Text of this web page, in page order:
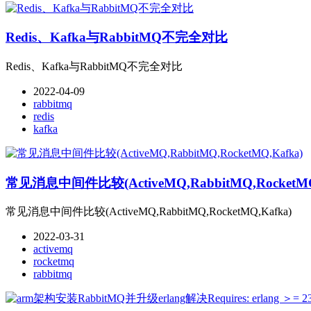
Redis、Kafka与RabbitMQ不完全对比
Redis、Kafka与RabbitMQ不完全对比
2022-04-09
rabbitmq
redis
kafka
常见消息中间件比较
常见消息中间件比较(ActiveMQ,RabbitMQ,RocketMQ,Kafka)
2022-03-31
activemq
rocketmq
rabbitmq